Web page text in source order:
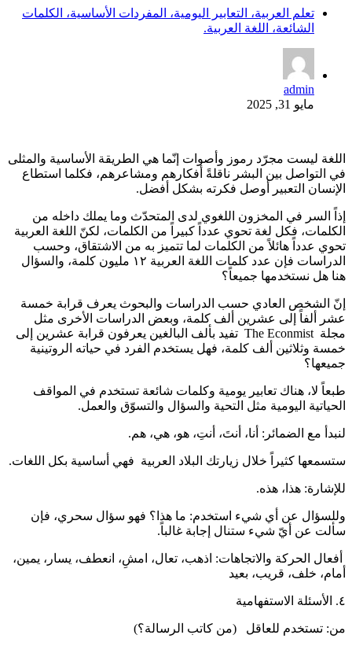
تعلم العربية، التعابير اليومية، المفردات الأساسية، الكلمات
الشائعة، اللغة العربية.
admin
مايو 31, 2025
اللغة ليست مجرّد رموز وأصوات إنّما هي الطريقة الأساسية والمثلى
في التواصل بين البشر ناقلةً أفكارهم ومشاعرهم، فكلما استطاع
الإنسان التعبير أوصل فكرته بشكل أفضل.
إذاً السر في المخزون اللغوي لدى المتحدّث وما يملك داخله من
الكلمات، فكل لغة تحوي عدداً كبيراً من الكلمات، لكنّ اللغة العربية
تحوي عدداً هائلاً من الكلمات لما تتميز به من الاشتقاق، وحسب
الدراسات فإن عدد كلمات اللغة العربية ١٢ مليون كلمة، والسؤال
هنا هل نستخدمها جميعاً؟
إنّ الشخص العادي حسب الدراسات والبحوث يعرف قرابة خمسة
عشر ألفاً إلى عشرين ألف كلمة، وبعض الدراسات الأخرى مثل
مجلة The Econmist تفيد بألف البالغين يعرفون قرابة عشرين إلى
خمسة وثلاثين ألف كلمة، فهل يستخدم الفرد في حياته الروتينية
جميعها؟
طبعاً لا، هناك تعابير يومية وكلمات شائعة تستخدم في المواقف
الحياتية اليومية مثل التحية والسؤال والتسوّق والعمل.
لنبدأ مع الضمائر: أنا، أنتَ، أنتِ، هو، هي، هم.
ستسمعها كثيراً خلال زيارتك البلاد العربية فهي أساسية بكل اللغات.
للإشارة: هذا، هذه.
وللسؤال عن أي شيء استخدم: ما هذا؟ فهو سؤال سحري، فإن
سألت عن أيّ شيء ستنال إجابة غالباً.
أفعال الحركة والاتجاهات: اذهب، تعال، امشِ، انعطف، يسار، يمين،
أمام، خلف، قريب، بعيد
٤. الأسئلة الاستفهامية
من: تستخدم للعاقل (من كاتب الرسالة؟)